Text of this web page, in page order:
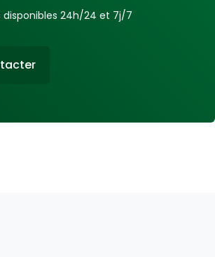
disponibles 24h/24 et 7j/7